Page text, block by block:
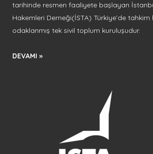
tarihinde resmen faaliyete başlayan
Hakemleri Derneği(İSTA) Türkiye’de tahkim
odaklanmış tek sivil toplum kuruluşudur.
DEVAMI »